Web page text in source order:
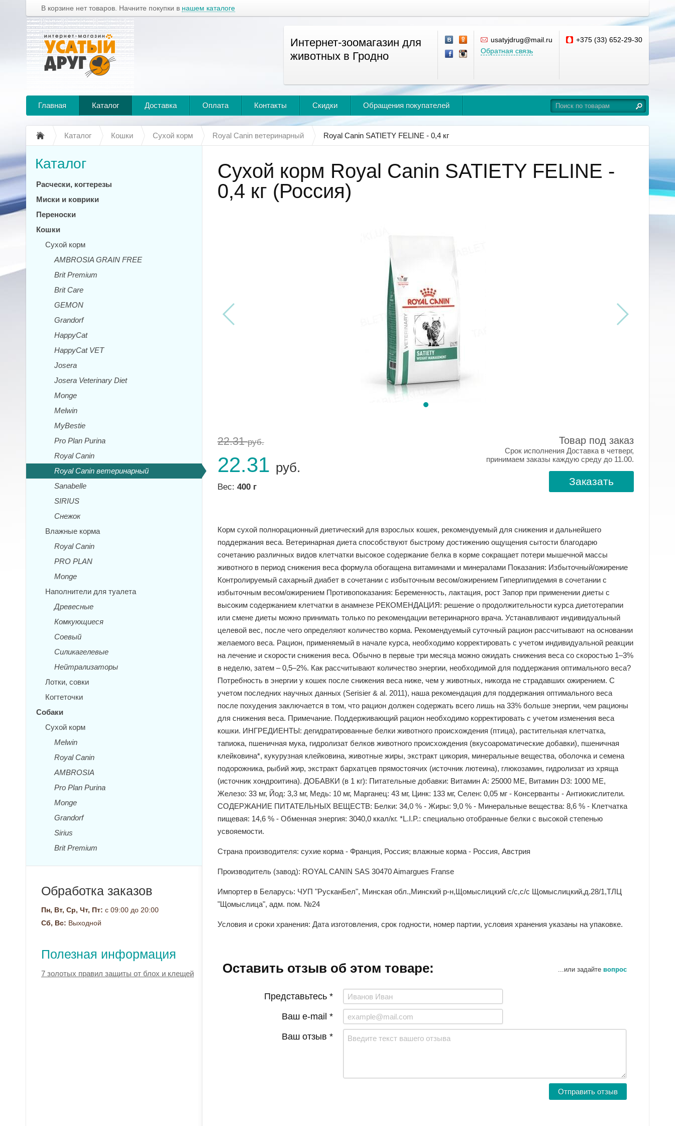
В корзине нет товаров. Начните покупки в нашем каталоге
Интернет-зоомагазин для
животных в Гродно
usatyjdrug@mail.ru
Обратная связь
+375 (33) 652-29-30
Главная Каталог Доставка Оплата Контакты Скидки Обращения покупателей
Каталог Кошки Сухой корм Royal Canin ветеринарный Royal Canin SATIETY FELINE - 0,4 кг
Сухой корм Royal Canin SATIETY FELINE -
0,4 кг (Россия)
22.31руб.
22.31 руб.
Вес: 400 г
Товар под заказ
Срок исполнения Доставка в четверг,
принимаем заказы каждую среду до 11.00.
Заказать
Корм сухой полнорационный диетический для взрослых кошек, рекомендуемый для снижения и дальнейшего
поддержания веса. Ветеринарная диета способствуют быстрому достижению ощущения сытости благодарю
сочетанию различных видов клетчатки высокое содержание белка в корме сокращает потери мышечной массы
животного в период снижения веса формула обогащена витаминами и минералами Показания: Избыточный/ожирение
Контролируемый сахарный диабет в сочетании с избыточным весом/ожирением Гиперлипидемия в сочетании с
избыточным весом/ожирением Противопоказания: Беременность, лактация, рост Запор при применении диеты с
высоким содержанием клетчатки в анамнезе РЕКОМЕНДАЦИЯ: решение о продолжительности курса диетотерапии
или смене диеты можно принимать только по рекомендации ветеринарного врача. Устанавливают индивидуальный
целевой вес, после чего определяют количество корма. Рекомендуемый суточный рацион рассчитывают на основании
желаемого веса. Рацион, применяемый в начале курса, необходимо корректировать с учетом индивидуальной реакции
на лечение и скорости снижения веса. Обычно в первые три месяца можно ожидать снижения веса со скоростью 1–3%
в неделю, затем – 0,5–2%. Как рассчитывают количество энергии, необходимой для поддержания оптимального веса?
Потребность в энергии у кошек после снижения веса ниже, чем у животных, никогда не страдавших ожирением. С
учетом последних научных данных (Serisier & al. 2011), наша рекомендация для поддержания оптимального веса
после похудения заключается в том, что рацион должен содержать всего лишь на 33% больше энергии, чем рационы
для снижения веса. Примечание. Поддерживающий рацион необходимо корректировать с учетом изменения веса
кошки. ИНГРЕДИЕНТЫ: дегидратированные белки животного происхождения (птица), растительная клетчатка,
тапиока, пшеничная мука, гидролизат белков животного происхождения (вкусоароматические добавки), пшеничная
клейковина*, кукурузная клейковина, животные жиры, экстракт цикория, минеральные вещества, оболочка и семена
подорожника, рыбий жир, экстракт бархатцев прямостоячих (источник лютеина), глюкозамин, гидролизат из хряща
(источник хондроитина). ДОБАВКИ (в 1 кг): Питательные добавки: Витамин A: 25000 ME, Витамин D3: 1000 ME,
Железо: 33 мг, Йод: 3,3 мг, Медь: 10 мг, Марганец: 43 мг, Цинк: 133 мг, Ceлeн: 0,05 мг - Консерванты - Антиокислители.
СОДЕРЖАНИЕ ПИТАТЕЛЬНЫХ ВЕЩЕСТВ: Белки: 34,0 % - Жиры: 9,0 % - Минеральные вещества: 8,6 % - Клетчатка
пищевая: 14,6 % - Обменная энергия: 3040,0 ккал/кг. *L.I.P.: специально отобранные белки с высокой степенью
усвояемости.
Страна производителя: сухие корма - Франция, Россия; влажные корма - Россия, Австрия
Производитель (завод): ROYAL CANIN SAS 30470 Aimargues Franse
Импортер в Беларусь: ЧУП "РусканБел", Минская обл.,Минский р-н,Щомыслицкий с/с,с/с Щомыслицкий,д.28/1,ТЛЦ
"Щомыслица", адм. пом. №24
Условия и сроки хранения: Дата изготовления, срок годности, номер партии, условия хранения указаны на упаковке.
Оставить отзыв об этом товаре: ...или задайте вопрос
Представьтесь *
Ваш e-mail *
Ваш отзыв *
Каталог
Расчески, когтерезы
Миски и коврики
Переноски
Кошки
Сухой корм
AMBROSIA GRAIN FREE
Brit Premium
Brit Care
GEMON
Grandorf
HappyCat
HappyCat VET
Josera
Josera Veterinary Diet
Monge
Melwin
MyBestie
Pro Plan Purina
Royal Canin
Royal Canin ветеринарный
Sanabelle
SIRIUS
Снежок
Влажные корма
Royal Canin
PRO PLAN
Monge
Наполнители для туалета
Древесные
Комкующиеся
Соевый
Силикагелевые
Нейтрализаторы
Лотки, совки
Когтеточки
Собаки
Сухой корм
Melwin
Royal Canin
AMBROSIA
Pro Plan Purina
Monge
Grandorf
Sirius
Brit Premium
Обработка заказов
Пн, Вт, Ср, Чт, Пт: с 09:00 до 20:00
Сб, Вс: Выходной
Полезная информация
7 золотых правил защиты от блох и клещей